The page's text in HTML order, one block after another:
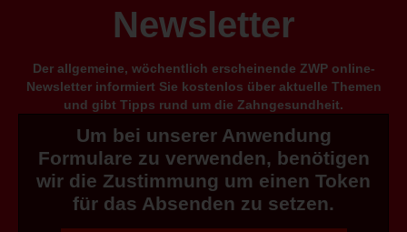
Newsletter
Der allgemeine, wöchentlich erscheinende ZWP online-
Newsletter informiert Sie kostenlos über aktuelle Themen
und gibt Tipps rund um die Zahngesundheit.
Um bei unserer Anwendung
Formulare zu verwenden, benötigen
wir die Zustimmung um einen Token
für das Absenden zu setzen.